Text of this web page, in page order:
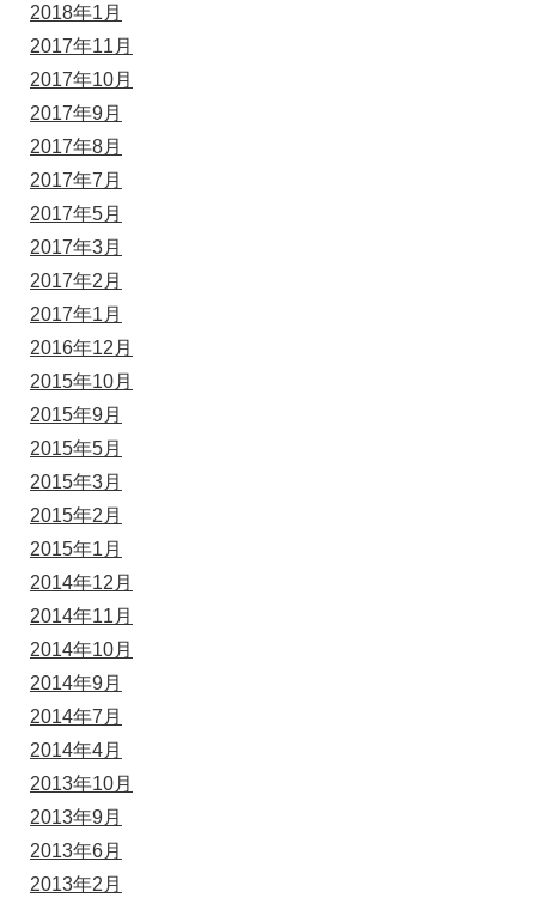
2018年1月
2017年11月
2017年10月
2017年9月
2017年8月
2017年7月
2017年5月
2017年3月
2017年2月
2017年1月
2016年12月
2015年10月
2015年9月
2015年5月
2015年3月
2015年2月
2015年1月
2014年12月
2014年11月
2014年10月
2014年9月
2014年7月
2014年4月
2013年10月
2013年9月
2013年6月
2013年2月